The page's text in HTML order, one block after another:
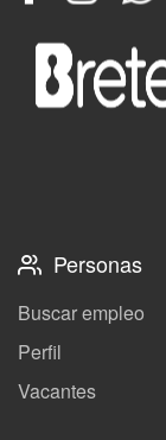
Personas
Buscar empleo
Perfil
Vacantes